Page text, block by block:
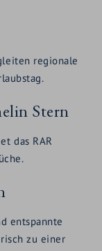
regionale
Stern
das RAR
entspannte
zu einer